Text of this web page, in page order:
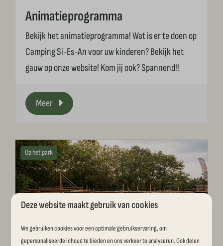
Animatieprogramma
Bekijk het animatieprogramma! Wat is er te doen op
Camping Si-Es-An voor uw kinderen? Bekijk het
gauw op onze website! Kom jij ook? Spannend!!
Meer
Op het park
Deze website maakt gebruik van cookies
We gebruiken cookies voor een optimale gebruikservaring, om
gepersonaliseerde inhoud te bieden en ons verkeer te analyseren. Ook delen